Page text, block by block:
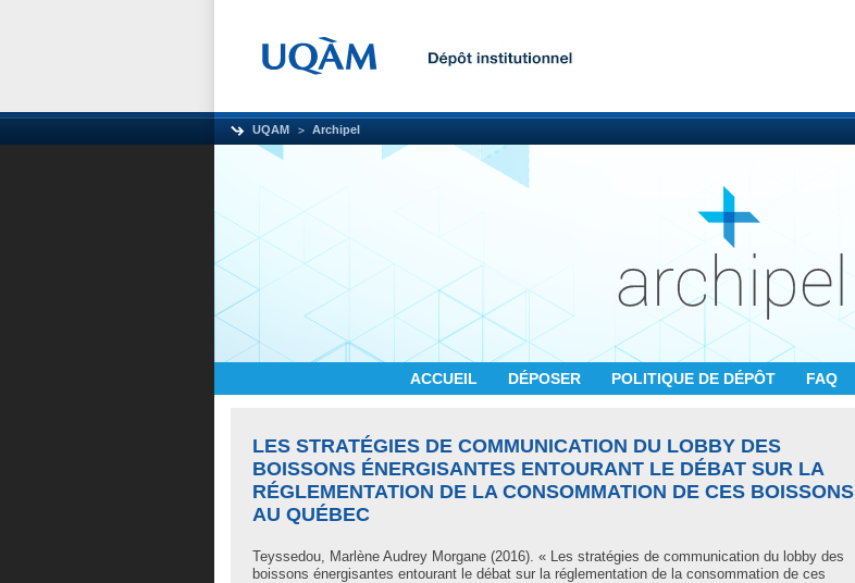
UQAM Archipel
ACCUEIL DÉPOSER POLITIQUE DE DÉPÔT FAQ
LES STRATÉGIES DE COMMUNICATION DU LOBBY DES
BOISSONS ÉNERGISANTES ENTOURANT LE DÉBAT SUR LA
RÉGLEMENTATION DE LA CONSOMMATION DE CES BOISSONS
AU QUÉBEC
Teyssedou, Marlène Audrey Morgane (2016). « Les stratégies de communication du lobby des
boissons énergisantes entourant le débat sur la réglementation de la consommation de ces